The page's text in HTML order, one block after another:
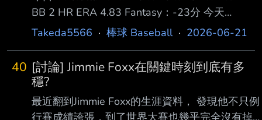
BB 2 HR ERA 4.83 Fantasy：-23分 今天
Peralta狀況真的炸開， 先發只撐2.2局就被打10
算是另類完成大三元了：。 Bro put up a triple-
double --
Takeda5566 · 棒球 Baseball· 2026-06-21
40 [討論] Jimmie Foxx在關鍵時刻到底有多
穩?
最近翻到Jimmie Foxx的生涯資料， 發現他不只例